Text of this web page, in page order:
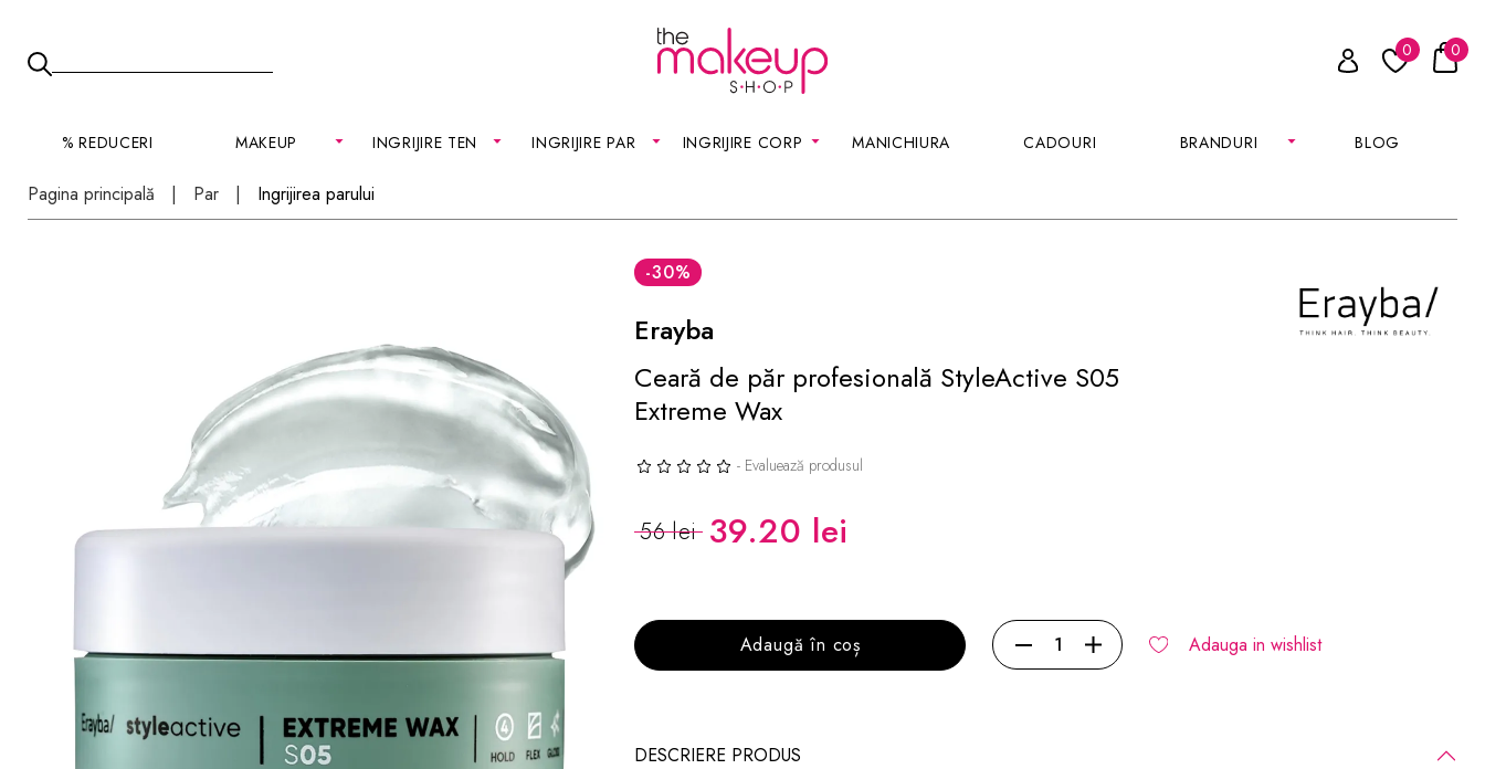
0 0
% REDUCERI MAKEUP INGRIJIRE TEN INGRIJIRE PAR INGRIJIRE CORP MANICHIURA CADOURI BRANDURI BLOG
Pagina principală Par Ingrijirea parului
-30%
Erayba
Ceară de păr profesională StyleActive S05
Extreme Wax
- Evaluează produsul
56 lei 39.20 lei
Adaugă în coș Adauga in wishlist
DESCRIERE PRODUS